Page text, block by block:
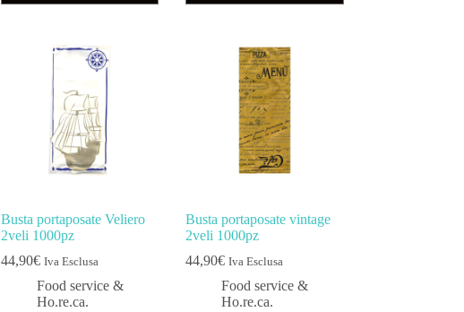
Busta portaposate Veliero
2veli 1000pz
44,90€ Iva Esclusa
Food service &
Ho.re.ca.
Busta portaposate vintage
2veli 1000pz
44,90€ Iva Esclusa
Food service &
Ho.re.ca.